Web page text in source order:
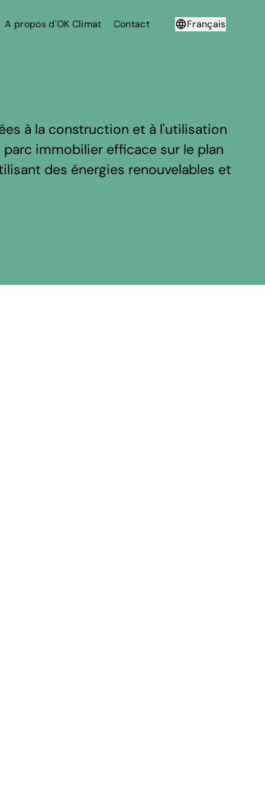
A propos d'OK Climat Contact
Français
à la construction et à l'utilisation
immobilier efficace sur le plan
des énergies renouvelables et